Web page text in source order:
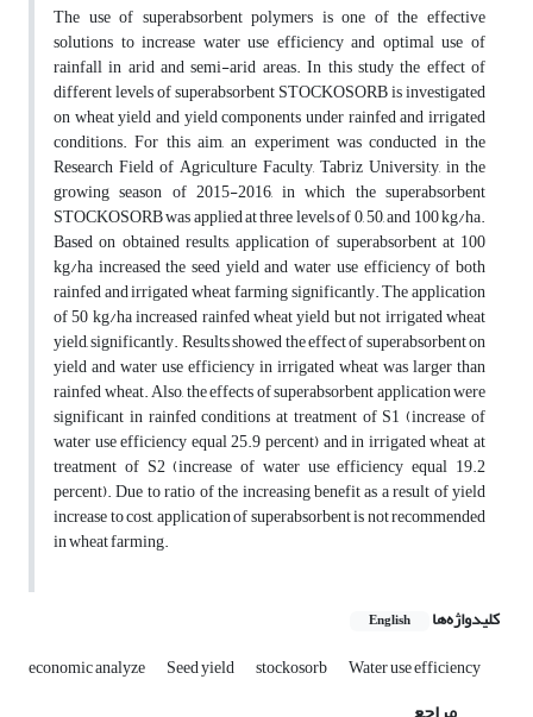
The use of superabsorbent polymers is one of the effective
solutions to increase water use efficiency and optimal use of
rainfall in arid and semi-arid areas. In this study the effect of
different levels of superabsorbent STOCKOSORB is investigated
on wheat yield and yield components under rainfed and irrigated
conditions. For this aim, an experiment was conducted in the
Research Field of Agriculture Faculty, Tabriz University, in the
growing season of 2015-2016, in which the superabsorbent
STOCKOSORB was applied at three levels of 0, 50, and 100 kg/ha.
Based on obtained results, application of superabsorbent at 100
kg/ha increased the seed yield and water use efficiency of both
rainfed and irrigated wheat farming significantly. The application
of 50 kg/ha increased rainfed wheat yield but not irrigated wheat
yield, significantly. Results showed the effect of superabsorbent on
yield and water use efficiency in irrigated wheat was larger than
rainfed wheat. Also, the effects of superabsorbent application were
significant in rainfed conditions at treatment of S1 (increase of
water use efficiency equal 25.9 percent) and in irrigated wheat at
treatment of S2 (increase of water use efficiency equal 19.2
percent). Due to ratio of the increasing benefit as a result of yield
increase to cost, application of superabsorbent is not recommended
in wheat farming.
کلیدواژه‌ها English
economic analyze Seed yield stockosorb Water use efficiency